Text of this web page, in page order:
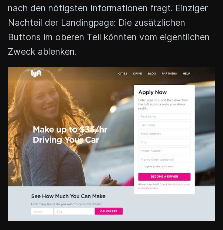
nach den nötigsten Informationen fragt. Einziger
Nachteil der Landingpage: Die zusätzlichen
Buttons im oberen Teil könnten vom eigentlichen
Zweck ablenken.